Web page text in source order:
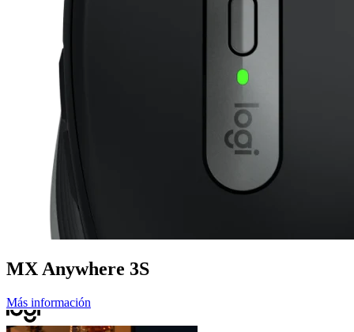
MX Anywhere 3S
Más información